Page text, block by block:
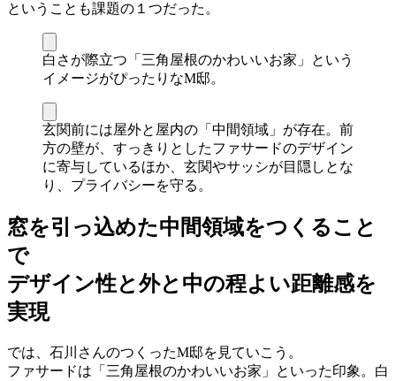
ということも課題の１つだった。
白さが際立つ「三角屋根のかわいいお家」という
イメージがぴったりなM邸。
玄関前には屋外と屋内の「中間領域」が存在。前
方の壁が、すっきりとしたファサードのデザイン
に寄与しているほか、玄関やサッシが目隠しとな
り、プライバシーを守る。
窓を引っ込めた中間領域をつくること
で
デザイン性と外と中の程よい距離感を
実現
では、石川さんのつくったM邸を見ていこう。
ファサードは「三角屋根のかわいいお家」といった印象。白